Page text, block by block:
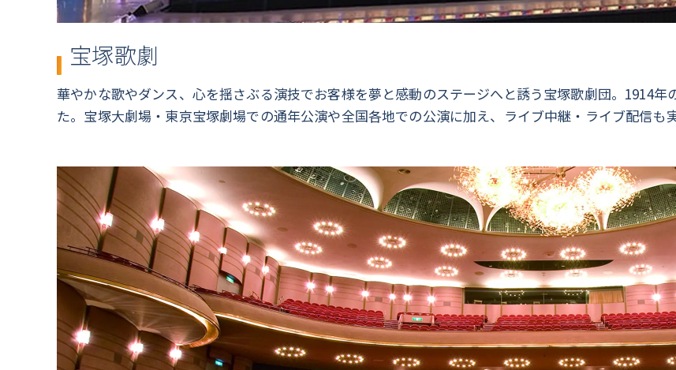
宝塚歌劇
華やかな歌やダンス、心を揺さぶる演技でお客様を夢と感動のステージへと誘う宝塚歌劇団。1914
た。宝塚大劇場・東京宝塚劇場での通年公演や全国各地での公演に加え、ライブ中継・ライブ配信も